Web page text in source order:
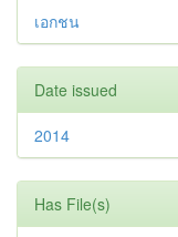
เอกชน
Date issued
2014
Has File(s)